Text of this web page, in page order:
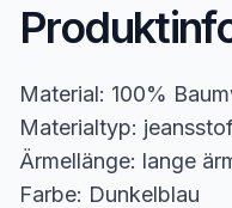
Material: 100%
Materialtyp:
Ärmellänge: lange
Farbe: Dunkelblau